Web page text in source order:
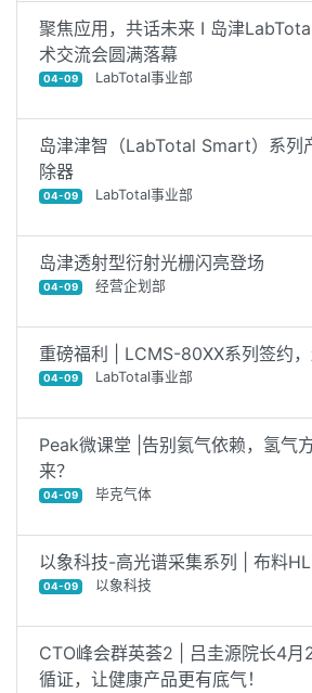
聚焦应用，共话未来 I 岛津
术交流会圆满落幕
04-09 LabTotal事业部
岛津津智（LabTotal Smart）系列
除器
04-09 LabTotal事业部
岛津透射型衍射光栅闪亮登场
04-09 经营企划部
重磅福利 | LCMS-80XX系列签约，
04-09 LabTotal事业部
Peak微课堂 |告别氦气依赖，氢气
来？
04-09 毕克气体
以象科技-高光谱采集系列 | 布料
04-09 以象科技
CTO峰会群英荟2 | 吕圭源院长4月
循证，让健康产品更有底气！